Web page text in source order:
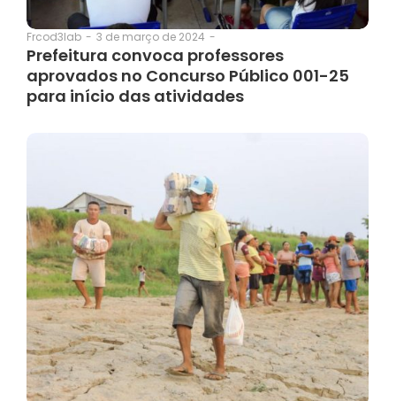
Frcod3lab - 3 de março de 2024 -
Prefeitura convoca professores
aprovados no Concurso Público 001-25
para início das atividades